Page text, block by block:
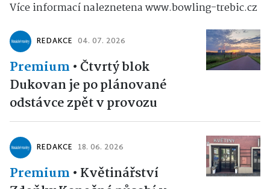
Více informací naleznetena www.bowling-trebic.cz
REDAKCE 04. 07. 2026
Premium •Čtvrtý blok
Dukovan je po plánované
odstávce zpět v provozu
REDAKCE 18. 06. 2026
Premium • Květinářství